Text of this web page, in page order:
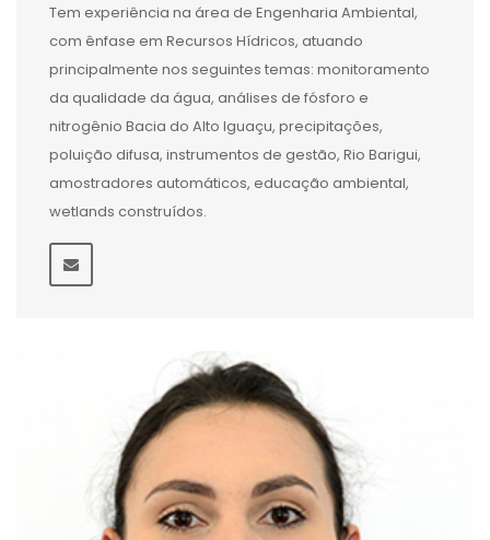
Tem experiência na área de Engenharia Ambiental,
com ênfase em Recursos Hídricos, atuando
principalmente nos seguintes temas: monitoramento
da qualidade da água, análises de fósforo e
nitrogênio Bacia do Alto Iguaçu, precipitações,
poluição difusa, instrumentos de gestão, Rio Barigui,
amostradores automáticos, educação ambiental,
wetlands construídos.